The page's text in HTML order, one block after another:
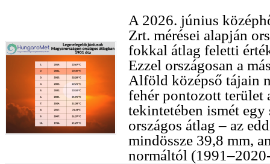
A 2026. június
Zrt. mérései alapján
fokkal átlag feletti
Ezzel országosan a
Alföld középső tájain
fehér pontozott terület
tekintetében ismét
országos átlag – az
mindössze 39,8 mm,
normáltól